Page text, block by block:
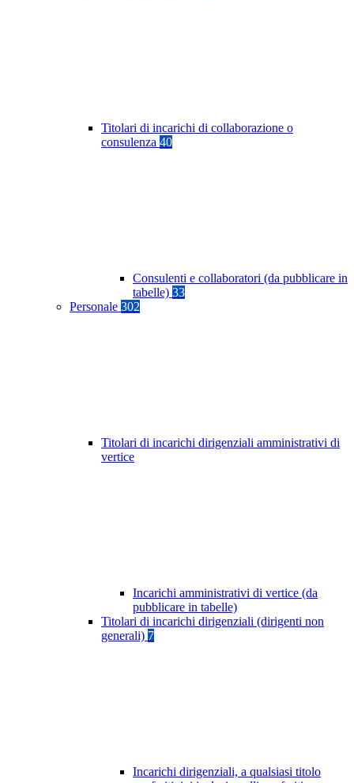
Titolari di incarichi di collaborazione o
consulenza 40
Consulenti e collaboratori (da pubblicare in
tabelle) 33
Personale 302
Titolari di incarichi dirigenziali amministrativi di
vertice
Incarichi amministrativi di vertice (da
pubblicare in tabelle)
Titolari di incarichi dirigenziali (dirigenti non
generali) 7
Incarichi dirigenziali, a qualsiasi titolo